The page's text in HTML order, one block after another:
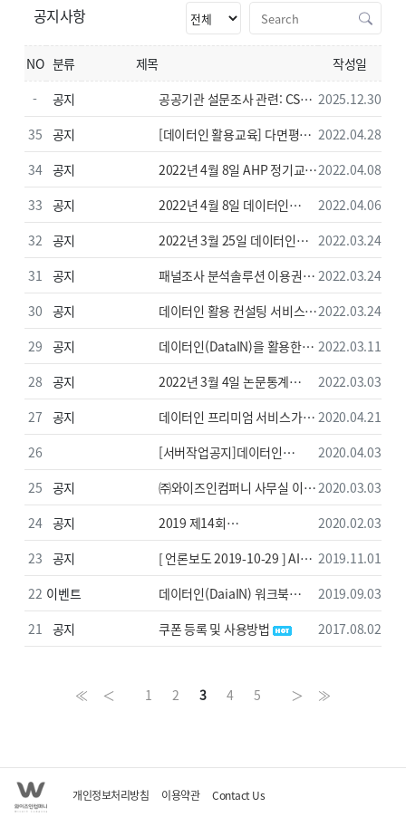
공지사항
NO 분류 제목
작성일
-
공지
공공기관 설문조사 관련: CSAP
인증 설문 플랫폼 ‘와이즈온
(WiseOn)’ 이용 안내
2025.12.30
35 공지
[데이터인 활용교육] 다면평가
하루만에 완성하기
2022.04.28
34 공지
2022년 4월 8일 AHP 정기교육
강의자료 안내
2022.04.08
33 공지
2022년 4월 8일 데이터인
이용자교육 강의자료&데이터
안내
2022.04.06
32 공지
2022년 3월 25일 데이터인
이용자교육 강의자료&데이터
안내
2022.03.24
31 공지 패널조사 분석솔루션 이용권
2022.03.24
30 공지
데이터인 활용 컨설팅 서비스
런칭
2022.03.24
29 공지
데이터인(DataIN)을 활용한
통계분석 메뉴얼 다운로드 안내
2022.03.11
28 공지
2022년 3월 4일 논문통계
무료교육 강의자료&데이터
안내
2022.03.03
27 공지
데이터인 프리미엄 서비스가
오픈하였습니다!!!
2020.04.21
26
[서버작업공지]데이터인
일시정지 공지
2020.04.03
25 공지
㈜와이즈인컴퍼니 사무실 이전
안내
2020.03.03
24 공지
2019 제14회
디지털이노베이션 대상 수상
2020.02.03
23 공지
[ 언론보도 2019-10-29 ] AI
데이터분석 솔루션 ‘데이터인’,
기업∙대학 호평
2019.11.01
22 이벤트
데이터인(DaiaIN) 워크북
무료이벤트
2019.09.03
21 공지 쿠폰 등록 및 사용방법 2017.08.02
≪ ＜ 1 2 3 4 5 ＞ ≫
개인정보처리방침 이용약관 Contact Us